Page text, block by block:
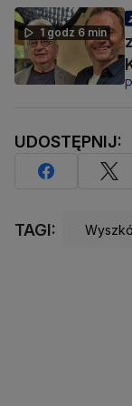
1 godz 6 min
UDOSTĘPNIJ:
TAGI: